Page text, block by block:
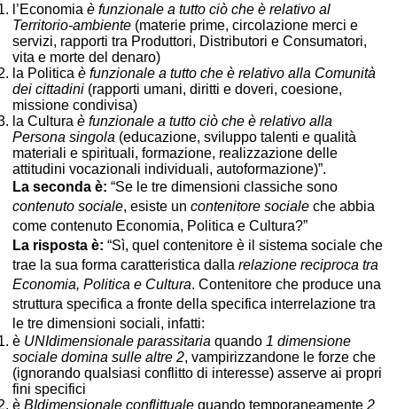
l’Economia è funzionale a tutto ciò che è relativo al
Territorio-ambiente (materie prime, circolazione merci e
servizi, rapporti tra Produttori, Distributori e Consumatori,
vita e morte del denaro)
la Politica è funzionale a tutto che è relativo alla Comunità
dei cittadini (rapporti umani, diritti e doveri, coesione,
missione condivisa)
la Cultura è funzionale a tutto ciò che è relativo alla
Persona singola (educazione, sviluppo talenti e qualità
materiali e spirituali, formazione, realizzazione delle
attitudini vocazionali individuali, autoformazione)”.
La seconda è: “Se le tre dimensioni classiche sono
contenuto sociale, esiste un contenitore sociale che abbia
come contenuto Economia, Politica e Cultura?”
La risposta è: “Sì, quel contenitore è il sistema sociale che
trae la sua forma caratteristica dalla relazione reciproca tra
Economia, Politica e Cultura. Contenitore che produce una
struttura specifica a fronte della specifica interrelazione tra
le tre dimensioni sociali, infatti:
è UNIdimensionale parassitaria quando 1 dimensione
sociale domina sulle altre 2, vampirizzandone le forze che
(ignorando qualsiasi conflitto di interesse) asserve ai propri
fini specifici
è BIdimensionale conflittuale quando temporaneamente 2